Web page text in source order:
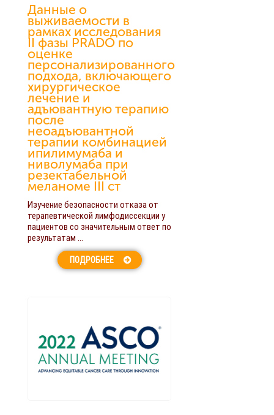
Данные о
выживаемости в
рамках исследования
II фазы PRADO по
оценке
персонализированного
подхода, включающего
хирургическое
лечение и
адъювантную терапию
после
неоадъювантной
терапии комбинацией
ипилимумаба и
ниволумаба при
резектабельной
меланоме III ст
Изучение безопасности отказа от
терапевтической лимфодиссекции у
пациентов со значительным ответ по
результатам ...
ПОДРОБНЕЕ